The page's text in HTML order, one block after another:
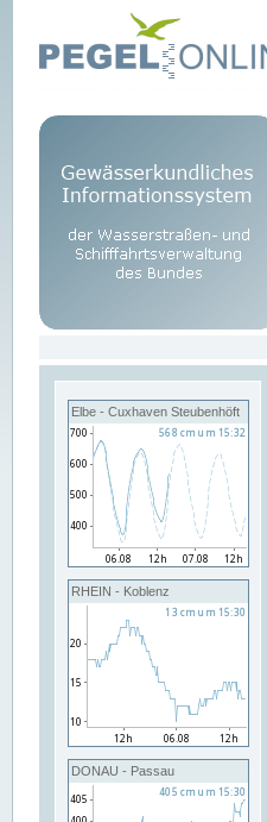
Elbe - Cuxhaven Steubenhöft
RHEIN - Koblenz
DONAU - Passau